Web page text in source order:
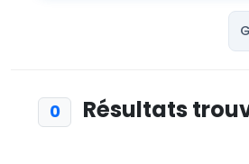
0 Résultats